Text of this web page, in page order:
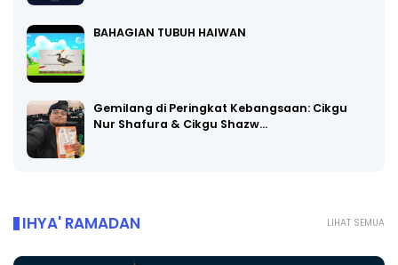
BAHAGIAN TUBUH HAIWAN
Gemilang di Peringkat Kebangsaan: Cikgu
Nur Shafura & Cikgu Shazw…
LIHAT SEMUA
IHYA' RAMADAN